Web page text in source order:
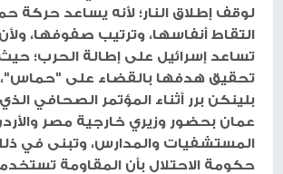
لوقف إطلاق النار؛ لأنه يساعد حركة
التقاط أنفاسها، وترتيب صفوفها،
تساعد إسرائيل على إطالة الحرب؛
تحقيق هدفها بالقضاء على "حماس"،
بلينكن برر أثناء المؤتمر الصحافي
عمان بحضور وزيري خارجية مصر
المستشفيات والمدارس، وتبنى في
حكومة الاحتلال بأن المقاومة